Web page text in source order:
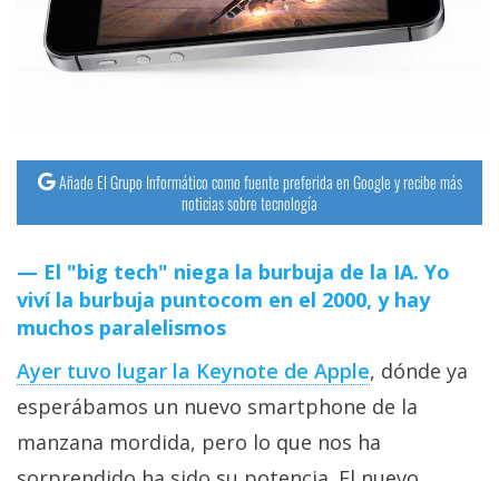
Operadores
y
Tutoriales
Ciberseguridad
Sistemas
Profesional
Añade El Grupo Informático como fuente preferida en Google y recibe más
noticias sobre tecnología
El "big tech" niega la burbuja de la IA. Yo
viví la burbuja puntocom en el 2000, y hay
muchos paralelismos
Ayer tuvo lugar la Keynote de Apple, dónde ya
esperábamos un nuevo smartphone de la
manzana mordida, pero lo que nos ha